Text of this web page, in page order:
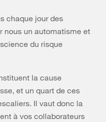
chaque jour des
nous un automatisme et
du risque
la cause
et un quart de ces
Il vaut donc la
à vos collaborateurs